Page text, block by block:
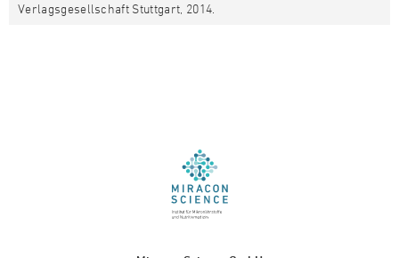
Verlagsgesellschaft Stuttgart, 2014.